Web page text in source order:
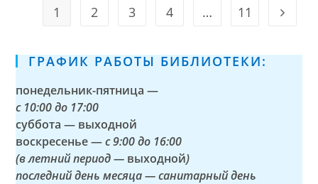
1 2 3 4 … 11 Go to
ГРАФИК РАБОТЫ БИБЛИОТЕКИ:
понедельник-пятница —
с 10:00 до 17:00
суббота — выходной
воскресенье —с 9:00 до 16:00
(в летний период — выходной)
последний день месяца — санитарный день